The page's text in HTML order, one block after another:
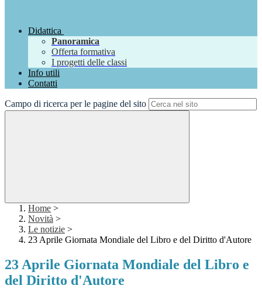
Didattica
Panoramica
Offerta formativa
I progetti delle classi
Info utili
Contatti
Campo di ricerca per le pagine del sito
Home >
Novità >
Le notizie >
23 Aprile Giornata Mondiale del Libro e del Diritto d'Autore
23 Aprile Giornata Mondiale del Libro e
del Diritto d'Autore